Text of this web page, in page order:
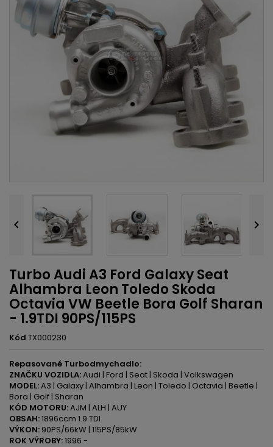
 
Turbo Audi A3 Ford Galaxy Seat
Alhambra Leon Toledo Skoda
Octavia VW Beetle Bora Golf Sharan
- 1.9TDI 90PS/115PS
Kód TX000230
Repasované Turbodmychadlo:
ZNAČKU VOZIDLA:Audi | Ford | Seat | Skoda | Volkswagen
MODEL:A3 | Galaxy | Alhambra | Leon | Toledo | Octavia | Beetle |
Bora | Golf | Sharan
KÓD MOTORU:AJM | ALH | AUY
OBSAH:1896ccm 1.9 TDI
VÝKON: 90PS/66kW | 115PS/85kW
ROK VÝROBY:1996 -